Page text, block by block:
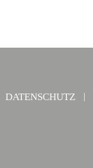
DATENSCHUTZ